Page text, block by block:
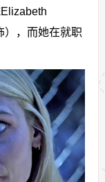
），而她在就职